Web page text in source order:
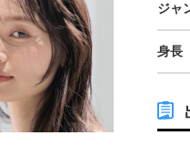
ジャ
身長